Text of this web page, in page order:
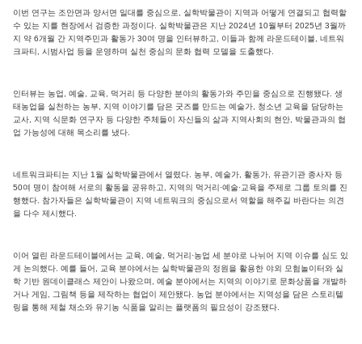
이번 연구는 조안면과 양서면 일대를 중심으로, 실학박물관이 지역과 어떻게 연결되고 협력할
수 있는 지를 현장에서 검증한 과정이다. 실학박물관은 지난 2024년 10월부터 2025년 3월까
지 약 6개월 간 지역주민과 활동가 30여 명을 인터뷰하고, 이들과 함께 라운드테이블, 네트워
크파티, 시범사업 등을 운영하며 실천 중심의 문화 협력 모델을 도출했다.
인터뷰는 농업, 예술, 교육, 먹거리 등 다양한 분야의 활동가와 주민을 중심으로 진행됐다. 생
태농업을 실천하는 농부, 지역 이야기를 담은 굿즈를 만드는 예술가, 청소년 교육을 담당하는
교사, 지역 식문화 연구자 등 다양한 주체들이 자신들의 삶과 지역사회의 현안, 박물관과의 협
업 가능성에 대해 목소리를 냈다.
네트워크파티는 지난 1월 실학박물관에서 열렸다. 농부, 예술가, 활동가, 유관기관 종사자 등
50여 명이 참여해 서로의 활동을 공유하고, 지역의 먹거리·예술·교육을 주제로 그룹 토의를 진
행했다. 참가자들은 실학박물관이 지역 네트워크의 중심으로서 역할을 해주길 바란다는 의견
을 다수 제시했다.
이어 열린 라운드테이블에서는 교육, 예술, 먹거리·농업 세 분야로 나뉘어 지역 이슈를 심도 있
게 논의했다. 예를 들어, 교육 분야에서는 실학박물관의 정원을 활용한 야외 모험놀이터와 실
학 기반 원데이클래스 제안이 나왔으며, 예술 분야에서는 지역의 이야기로 문화상품을 개발하
거나 게임, 그림책 등을 제작하는 협업이 제안됐다. 농업 분야에서는 지역성을 담은 스토리텔
링을 통해 제철 채소와 유기농 식품을 알리는 플랫폼의 필요성이 강조됐다.